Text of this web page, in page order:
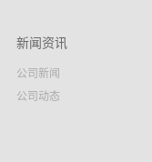
新闻资讯
公司新闻
公司动态